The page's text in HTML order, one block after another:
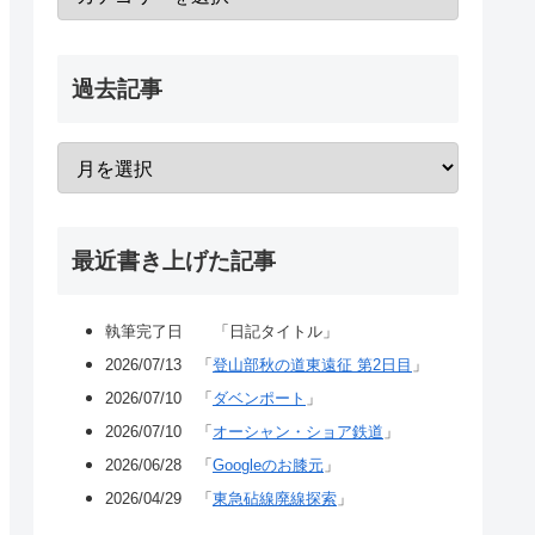
過去記事
最近書き上げた記事
執筆完了日 「日記タイトル」
2026/07/13 「 登山部秋の道東遠征 第2日目 」
2026/07/10 「 ダベンポート 」
2026/07/10 「 オーシャン・ショア鉄道 」
2026/06/28 「 Googleのお膝元 」
2026/04/29 「 東急砧線廃線探索 」